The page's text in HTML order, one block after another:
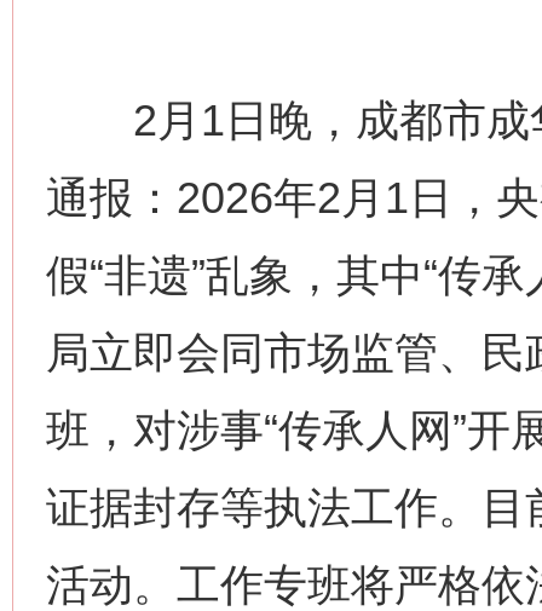
2月1日晚，成都市成
通报：2026年2月1日，
假“非遗”乱象，其中“传
局立即会同市场监管、
班，对涉事“传承人网”开
证据封存等执法工作。
活动。工作专班将严格